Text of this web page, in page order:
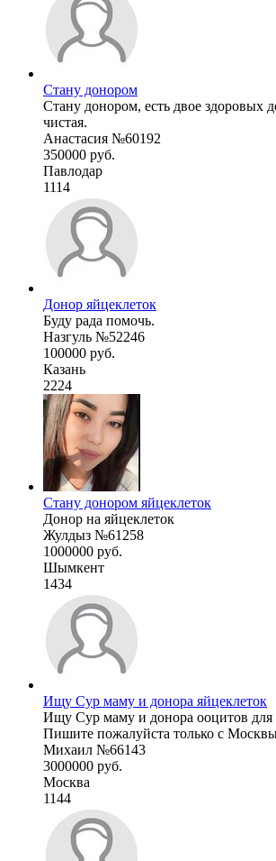
Стану донором
Стану донором, есть двое здоровых
чистая.
Анастасия №60192
350000 руб.
Павлодар
1114
Донор яйцеклеток
Буду рада помочь.
Назгуль №52246
100000 руб.
Казань
2224
Стану донором яйцеклеток
Донор на яйцеклеток
Жулдыз №61258
1000000 руб.
Шымкент
1434
Ищу Сур маму и донора яйцеклеток
Ищу Сур маму и донора ооцитов для
Пишите пожалуйста только с
Михаил №66143
3000000 руб.
Москва
1144